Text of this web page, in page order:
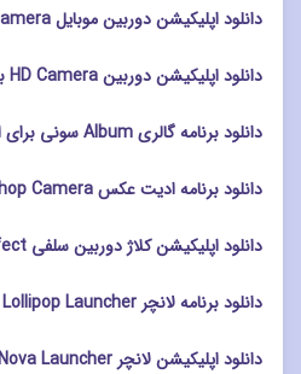
دانلود اپلیکیشن دوربین موبایل OnePlus Camera برای اندروید
دانلود اپلیکیشن دوربین HD Camera برای اندروید
دانلود برنامه گالری Album سونی برای اندروید
دانلود برنامه ادیت عکس Photoshop Camera برای اندروید
دانلود اپلیکیشن کلاژ دوربین سلفی YouCam Perfect برای اندروید
دانلود برنامه لانچر Lollipop Launcher برای اندروید
دانلود اپلیکیشن لانچر Nova Launcher برای اندروید